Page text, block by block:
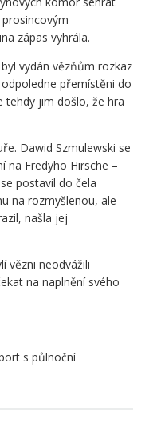
zápas vyhrála.
vydán vězňům rozkaz
přemístěni do
tehdy jim došlo, že hra
Dawid Szmulewski se
na Fredyho Hirsche –
postavil do čela
na rozmyšlenou, ale
našla jej
vězni neodvážili
na naplnění svého
s půlnoční